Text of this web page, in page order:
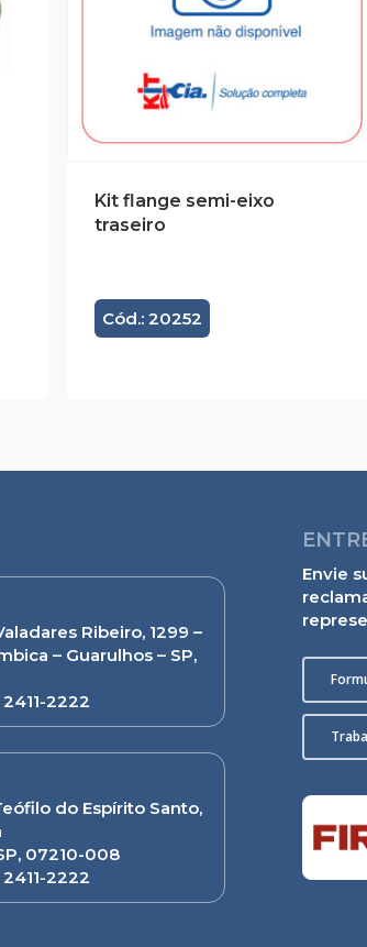
Kit flange semi-eixo
traseiro
Cód.: 20252
Ribeiro, 1299 –
– Guarulhos – SP,
2411-2222
do Espírito Santo,
07210-008
2411-2222
Envie